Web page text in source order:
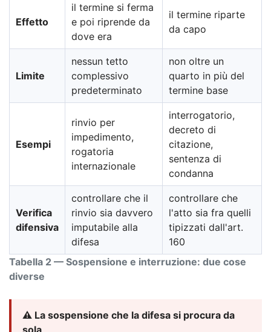
Tabella 2 — Sospensione e interruzione: due cose
diverse
Effetto
il termine si ferma
e poi riprende da
dove era
il termine riparte
da capo
Limite
nessun tetto
complessivo
predeterminato
non oltre un
quarto in più del
termine base
Esempi
rinvio per
impedimento,
rogatoria
internazionale
interrogatorio,
decreto di
citazione,
sentenza di
condanna
Verifica
difensiva
controllare che il
rinvio sia davvero
imputabile alla
difesa
controllare che
l'atto sia fra quelli
tipizzati dall'art.
160
⚠️ La sospensione che la difesa si procura da
sola